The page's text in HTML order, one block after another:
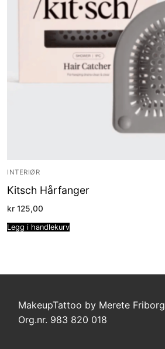
INTERIØR
Kitsch Hårfanger
kr 125,00
Legg i handlekurv
MakeupTattoo by Merete Friborg
Org.nr. 983 820 018